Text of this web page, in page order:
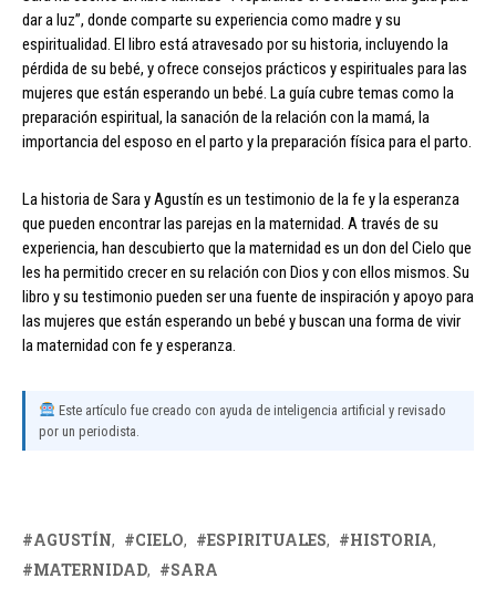
dar a luz”, donde comparte su experiencia como madre y su
espiritualidad. El libro está atravesado por su historia, incluyendo la
pérdida de su bebé, y ofrece consejos prácticos y espirituales para las
mujeres que están esperando un bebé. La guía cubre temas como la
preparación espiritual, la sanación de la relación con la mamá, la
importancia del esposo en el parto y la preparación física para el parto.
La historia de Sara y Agustín es un testimonio de la fe y la esperanza
que pueden encontrar las parejas en la maternidad. A través de su
experiencia, han descubierto que la maternidad es un don del Cielo que
les ha permitido crecer en su relación con Dios y con ellos mismos. Su
libro y su testimonio pueden ser una fuente de inspiración y apoyo para
las mujeres que están esperando un bebé y buscan una forma de vivir
la maternidad con fe y esperanza.
Este artículo fue creado con ayuda de inteligencia artificial y revisado
por un periodista.
AGUSTÍN CIELO ESPIRITUALES
HISTORIA
MATERNIDAD
SARA